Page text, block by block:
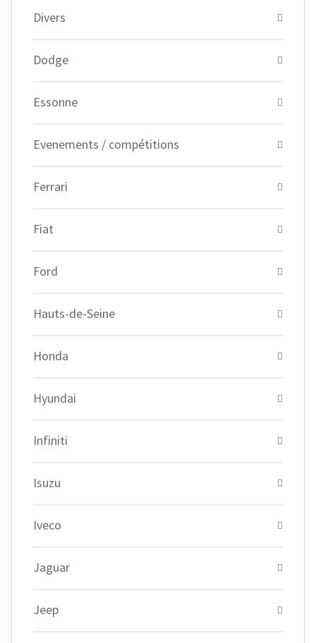
Divers
Dodge
Essonne
Evenements / compétitions
Ferrari
Fiat
Ford
Hauts-de-Seine
Honda
Hyundai
Infiniti
Isuzu
Iveco
Jaguar
Jeep